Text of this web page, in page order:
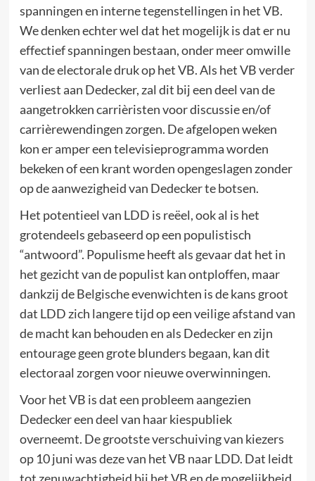
spanningen en interne tegenstellingen in het VB.
We denken echter wel dat het mogelijk is dat er nu
effectief spanningen bestaan, onder meer omwille
van de electorale druk op het VB. Als het VB verder
verliest aan Dedecker, zal dit bij een deel van de
aangetrokken carrièristen voor discussie en/of
carrièrewendingen zorgen. De afgelopen weken
kon er amper een televisieprogramma worden
bekeken of een krant worden opengeslagen zonder
op de aanwezigheid van Dedecker te botsen.
Het potentieel van LDD is reëel, ook al is het
grotendeels gebaseerd op een populistisch
“antwoord”. Populisme heeft als gevaar dat het in
het gezicht van de populist kan ontploffen, maar
dankzij de Belgische evenwichten is de kans groot
dat LDD zich langere tijd op een veilige afstand van
de macht kan behouden en als Dedecker en zijn
entourage geen grote blunders begaan, kan dit
electoraal zorgen voor nieuwe overwinningen.
Voor het VB is dat een probleem aangezien
Dedecker een deel van haar kiespubliek
overneemt. De grootste verschuiving van kiezers
op 10 juni was deze van het VB naar LDD. Dat leidt